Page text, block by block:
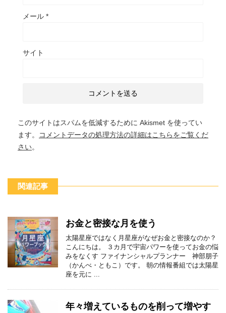
メール *
サイト
このサイトはスパムを低減するために Akismet を使ってい
ます。
コメントデータの処理方法の詳細はこちらをご覧くだ
さい。
関連記事
お金と密接な月を使う
太陽星座ではなく月星座がなぜお金と密接なのか？
こんにちは。 ３カ月で宇宙パワーを使ってお金の悩
みをなくす ファイナンシャルプランナー 神部朋子
（かんべ・ともこ）です。 朝の情報番組では太陽星
座を元に ...
年々増えているものを削って増やす